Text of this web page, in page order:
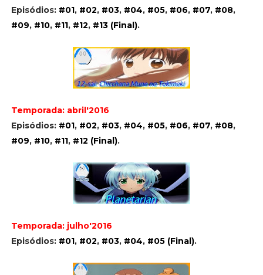
Episódios: #01, #02, #03, #04, #05, #06, #07, #08,
#09, #10, #11, #12, #13 (Final).
Temporada: abril'2016
Episódios: #01, #02, #03, #04, #05, #06, #07, #08,
#09, #10, #11, #12 (Final).
Temporada: julho'2016
Episódios: #01, #02, #03, #04, #05 (Final).